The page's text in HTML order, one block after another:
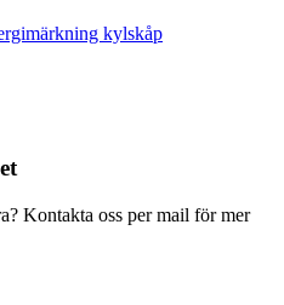
kylskåp
Kontakta oss per mail för mer